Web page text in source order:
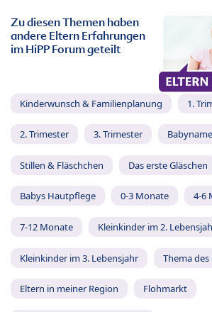
Zu diesen Themen haben
andere Eltern Erfahrungen
im HiPP Forum geteilt
Kinderwunsch & Familienplanung 1.
2. Trimester 3. Trimester
Stillen & Fläschchen Das erste Gläschen
Babys Hautpflege 0-3 Monate 4-6
7-12 Monate Kleinkinder im 2.
Kleinkinder im 3. Lebensjahr Thema
Eltern in meiner Region Flohmarkt